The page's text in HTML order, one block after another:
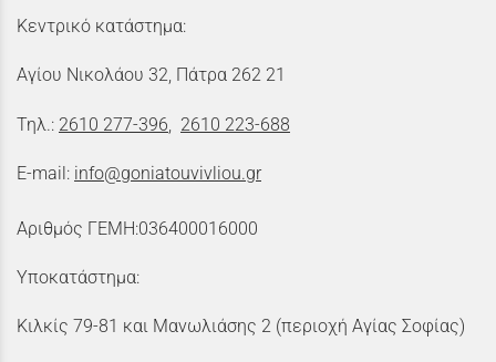
Κεντρικό κατάστημα:
Αγίου Νικολάου 32, Πάτρα 262 21
Τηλ.: 2610 277-396 2610 223-688
E-mail: info@goniatouvivliou.gr
Αριθμός ΓΕΜΗ:036400016000
Υποκατάστημα:
Κιλκίς 79-81 και Μανωλιάσης 2 (περιοχή Αγίας Σοφίας)